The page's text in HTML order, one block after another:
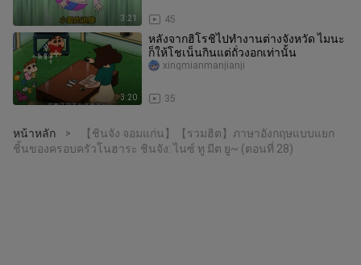
3:21 45
3:20
หลังจากฮิโรชิไปทำงานต่างจังหวัด ไมนะ
ก็ให้โชเน็นกินแต่ถั่วงอกเท่านั้น
35
xingmianmanjianji
หน้าหลัก >
【ชินจัง จอมแก่น】【รวมฮิต】ภาษาอังกฤษแบบแยก
ชิ้นของครอบครัวโนฮาระ ชินจัง: ไนซ์ ทู มีต ยู~ (ตอนที่ 28)